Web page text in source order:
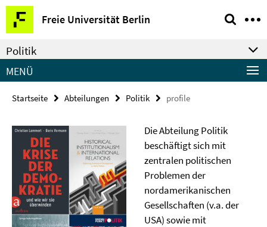
Springe
direkt
zu
Inhalt
Freie Universität Berlin
Service-
Navigation
Politik
MENÜ
Startseite Abteilungen Politik profile
Die Abteilung Politik
beschäftigt sich mit
zentralen politischen
Problemen der
nordamerikanischen
Gesellschaften (v.a. der
USA) sowie mit